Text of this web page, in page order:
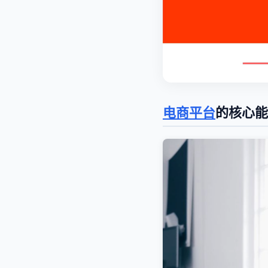
电商平台的核心